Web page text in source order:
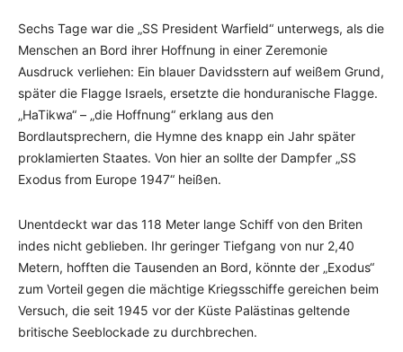
Sechs Tage war die „SS President Warfield“ unterwegs, als die
Menschen an Bord ihrer Hoffnung in einer Zeremonie
Ausdruck verliehen: Ein blauer Davidsstern auf weißem Grund,
später die Flagge Israels, ersetzte die honduranische Flagge.
„HaTikwa“ – „die Hoffnung“ erklang aus den
Bordlautsprechern, die Hymne des knapp ein Jahr später
proklamierten Staates. Von hier an sollte der Dampfer „SS
Exodus from Europe 1947“ heißen.
Unentdeckt war das 118 Meter lange Schiff von den Briten
indes nicht geblieben. Ihr geringer Tiefgang von nur 2,40
Metern, hofften die Tausenden an Bord, könnte der „Exodus“
zum Vorteil gegen die mächtige Kriegsschiffe gereichen beim
Versuch, die seit 1945 vor der Küste Palästinas geltende
britische Seeblockade zu durchbrechen.